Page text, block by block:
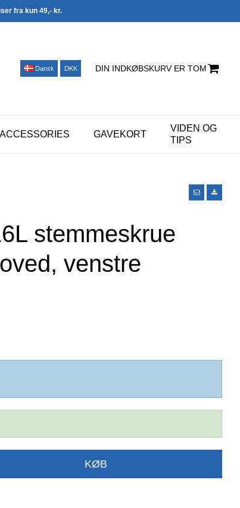
fra kun 49,- kr.
Dansk DKK DIN INDKØBSKURV ER TOM
ACCESSORIES GAVEKORT
VIDEN OG
TIPS
stemmeskrue
venstre
KØB